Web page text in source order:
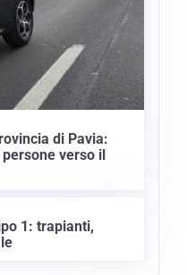
di Pavia:
verso il
1: trapianti,